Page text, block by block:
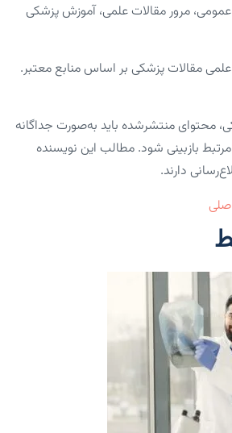
مرور مقالات علمی، آموزش پزشکی
علمی مقالات پزشکی بر اساس منابع معتبر.
محتوای منتشرشده باید به‌صورت جداگانه
بازبینی شود. مطالب این نویسنده
دارند.